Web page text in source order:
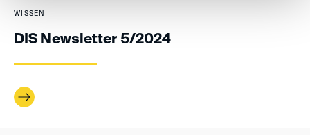
WISSEN
DIS Newsletter 5/2024